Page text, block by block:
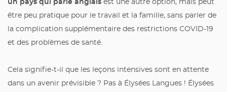
est une autre option, mais peut
être peu pratique pour le travail et la famille, sans parler de
la complication supplémentaire des restrictions COVID-19
et des problèmes de santé.
Cela signifie-t-il que les leçons intensives sont en attente
dans un avenir prévisible ? Pas à Élysées Langues ! Élysées